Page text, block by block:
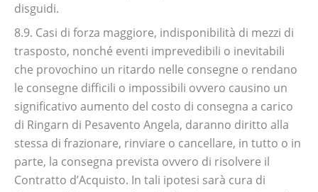
disguidi.
8.9. Casi di forza maggiore, indisponibilità di mezzi di
trasposto, nonché eventi imprevedibili o inevitabili
che provochino un ritardo nelle consegne o rendano
le consegne difficili o impossibili ovvero causino un
significativo aumento del costo di consegna a carico
di Ringarn di Pesavento Angela, daranno diritto alla
stessa di frazionare, rinviare o cancellare, in tutto o in
parte, la consegna prevista ovvero di risolvere il
Contratto d’Acquisto. In tali ipotesi sarà cura di